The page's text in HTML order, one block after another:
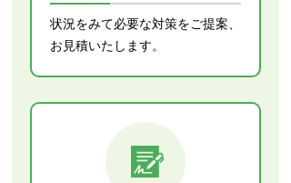
状況をみて必要な対策をご提案、
お見積いたします。